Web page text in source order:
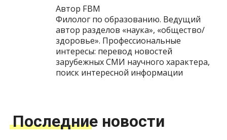
Автор FBM
Филолог по образованию. Ведущий
автор разделов «наука», «общество/
здоровье». Профессиональные
интересы: перевод новостей
зарубежных СМИ научного характера,
поиск интересной информации
Последние новости